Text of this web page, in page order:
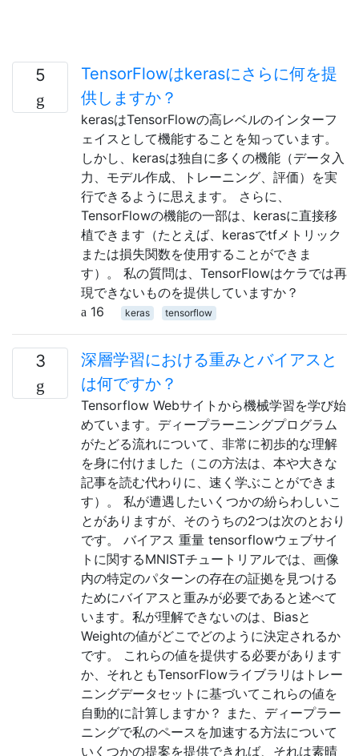
5
TensorFlowはkerasにさらに何を提
供しますか？
kerasはTensorFlowの高レベルのインターフ
ェイスとして機能することを知っています。
しかし、kerasは独自に多くの機能（データ入
力、モデル作成、トレーニング、評価）を実
行できるように思えます。 さらに、
TensorFlowの機能の一部は、kerasに直接移
植できます（たとえば、kerasでtfメトリック
または損失関数を使用することができま
す）。 私の質問は、TensorFlowはケラでは再
現できないものを提供していますか？
16
keras tensorflow
3
深層学習における重みとバイアスと
は何ですか？
Tensorflow Webサイトから機械学習を学び始
めています。ディープラーニングプログラム
がたどる流れについて、非常に初歩的な理解
を身に付けました（この方法は、本や大きな
記事を読む代わりに、速く学ぶことができま
す）。 私が遭遇したいくつかの紛らわしいこ
とがありますが、そのうちの2つは次のとおり
です。 バイアス 重量 tensorflowウェブサイ
トに関するMNISTチュートリアルでは、画像
内の特定のパターンの存在の証拠を見つける
ためにバイアスと重みが必要であると述べて
います。私が理解できないのは、Biasと
Weightの値がどこでどのように決定されるか
です。 これらの値を提供する必要があります
か、それともTensorFlowライブラリはトレー
ニングデータセットに基づいてこれらの値を
自動的に計算しますか？ また、ディープラー
ニングで私のペースを加速する方法について
いくつかの提案を提供できれば、それは素晴